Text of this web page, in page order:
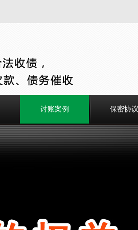
讨账案例 保密协议